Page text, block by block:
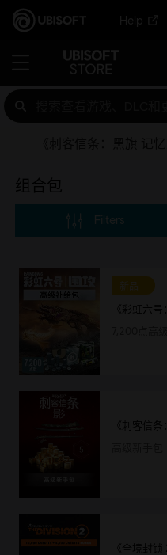
Help
组合包
Filters
新品
《彩虹六号
《刺客信条
《全境封锁